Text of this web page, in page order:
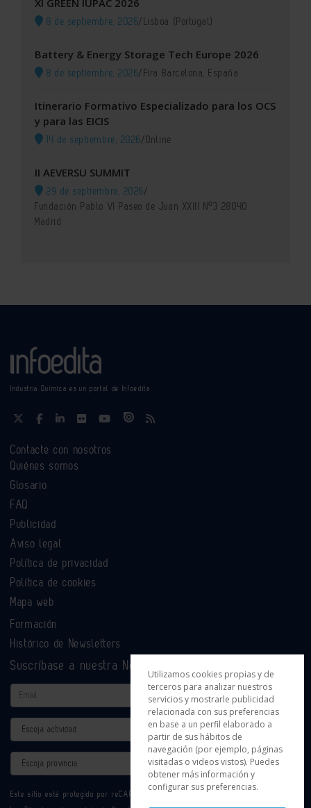
XI GREEN IUPAC 2026
8 de septiembre, 2026/ Lisboa (Portugal)
Battery & Energy Storage Tech Europe 2026
8 de septiembre, 2026/ Fira Barcelona, España
Itinerario Formativo Especializado para los OCS
y para las EICIS
14 de septiembre, 2026/Online
II AEVERSU SUMMIT
29 de septiembre, 2026/
Fundación Pablo VI Paseo de Juan XXIII Nº3 28040
Madrid
Industria Química es un portal de Infoedita
Contacte con nosotros
Quiénes somos
Glosario
FAQ
Publicidad
Aviso legal
Política de privacidad
Política de cookies
Mapa web
Formación
Histórico de Newsletters
Suscríbase a nuestra Newsletter
Email
Actividad
Provincia
Este sitio está protegido por reCAPTCHA y se aplican la
Utilizamos cookies propias y de
terceros para analizar nuestros
servicios y mostrarle publicidad
relacionada con sus preferencias
en base a un perfil elaborado a
partir de sus hábitos de
navegación (por ejemplo, páginas
visitadas o videos vistos). Puedes
obtener más información y
configurar sus preferencias.